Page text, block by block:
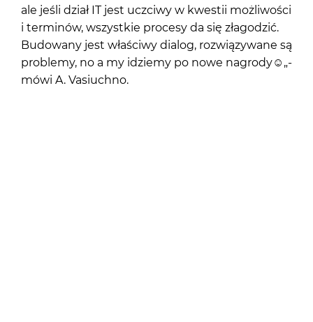
ale jeśli dział IT jest uczciwy w kwestii możliwości
i terminów, wszystkie procesy da się złagodzić.
Budowany jest właściwy dialog, rozwiązywane są
problemy, no a my idziemy po nowe nagrody☺ „-
mówi A. Vasiuchno.